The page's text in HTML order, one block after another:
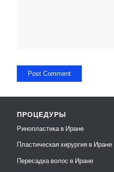
ПРОЦЕДУРЫ
Ринопластика в Иране
Пластическая хирургия в Иране
Пересадка волос в Иране